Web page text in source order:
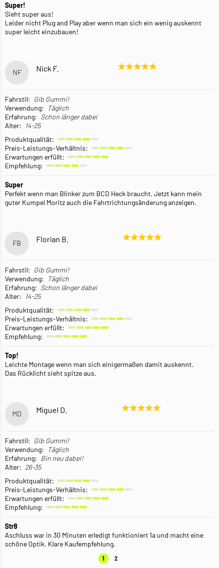
Super!
Sieht super aus!
Leider nicht Plug and Play aber wenn man sich ein wenig auskennt
super leicht einzubauen!
NF Nick F.
Fahrstil: Gib Gummi!
Verwendung:
Täglich
Erfahrung: Schon länger dabei
Alter:
14-25
Produktqualität:
Preis-Leistungs-Verhältnis:
Erwartungen erfüllt:
Empfehlung:
Super
Perfekt wenn man Blinker zum BCD Heck braucht. Jetzt kann mein
guter Kumpel Moritz auch die Fahrtrichtungsänderung anzeigen.
FB Florian B.
Fahrstil: Gib Gummi!
Verwendung:
Täglich
Erfahrung: Schon länger dabei
Alter:
14-25
Produktqualität:
Preis-Leistungs-Verhältnis:
Erwartungen erfüllt:
Empfehlung:
Top!
Leichte Montage wenn man sich einigermaßen damit auskennt.
Das Rücklicht sieht spitze aus.
MD Miguel D.
Fahrstil: Gib Gummi!
Verwendung:
Täglich
Erfahrung: Bin neu dabei!
Alter: 26-35
Produktqualität:
Preis-Leistungs-Verhältnis:
Erwartungen erfüllt:
Empfehlung:
Str8
Aschluss war in 30 Minuten erledigt funktioniert 1a und macht eine
schöne Optik. Klare Kaufempfehlung.
1 2